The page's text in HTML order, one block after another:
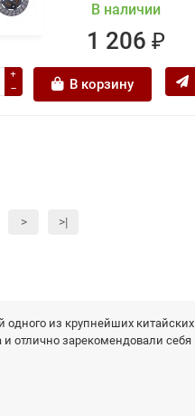
В наличии
1 206 ₽
В корзину
> >|
одного из крупнейших китайских
и отлично зарекомендовали себя